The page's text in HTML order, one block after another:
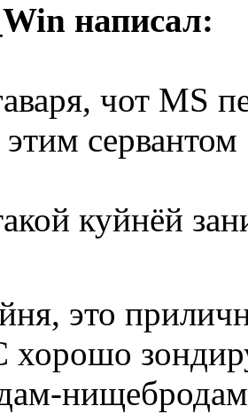
написал:
чот MS
этим сервантом
куйнёй
это
нищебродам